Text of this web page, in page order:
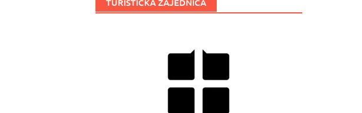
TURISTIČKA ZAJEDNICA